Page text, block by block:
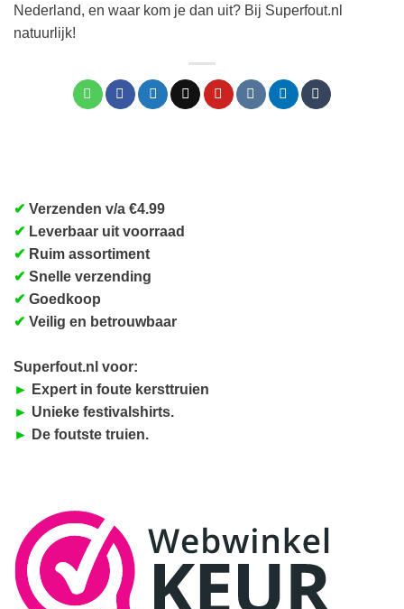
Nederland, en waar kom je dan uit? Bij Superfout.nl
natuurlijk!
✔ Verzenden v/a €4.99
✔ Leverbaar uit voorraad
✔ Ruim assortiment
✔ Snelle verzending
✔ Goedkoop
✔ Veilig en betrouwbaar
Superfout.nl voor:
► Expert in foute kersttruien
► Unieke festivalshirts.
► De foutste truien.